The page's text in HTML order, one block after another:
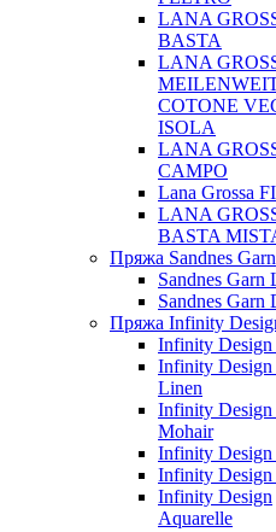
LANA
BASTA
LANA
COTONE
ISOLA
LANA
CAMPO
Lana Grossa
LANA
BASTA
Пряжа Sandnes Garn
Sandnes Garn
Sandnes Garn
Пряжа Infinity
Infinity
Infinity Design
Linen
Infinity
Mohair
Infinity
Infinity Design
Infinity Design
Aquarelle